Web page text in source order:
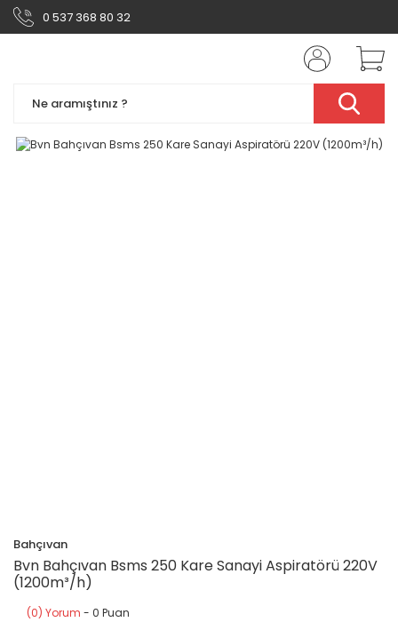
0 537 368 80 32
Bahçıvan
Bvn Bahçıvan Bsms 250 Kare Sanayi Aspiratörü 220V
(1200m³/h)
(0) Yorum - 0 Puan